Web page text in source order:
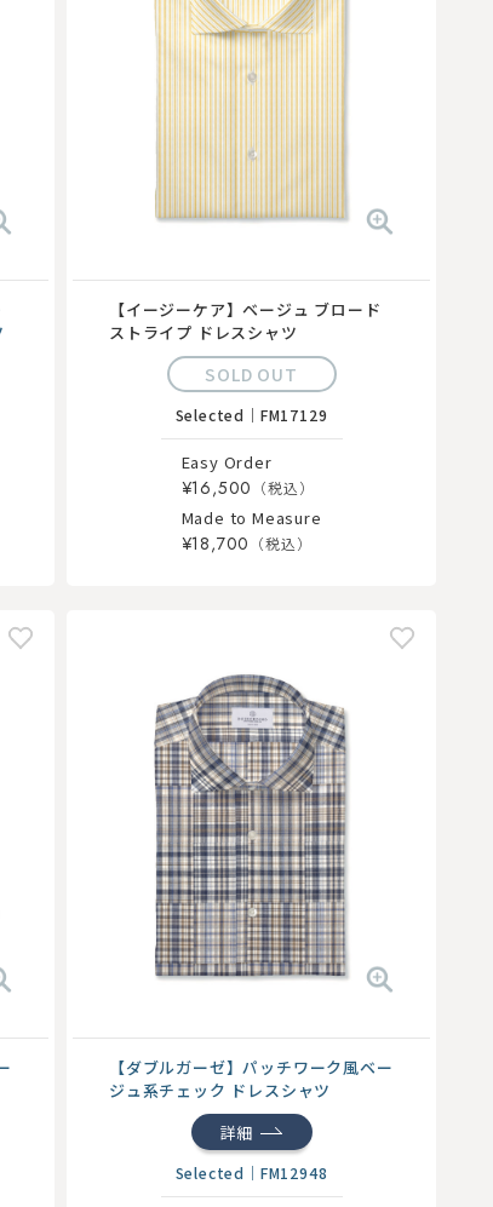
【イージーケア】ベージュ ブロード
ストライプ ドレスシャツ
SOLD OUT
Selected ｜ FM17129
Easy Order
¥16,500
Made to Measure
¥18,700
【ダブルガーゼ】パッチワーク風ベー
ジュ系チェック ドレスシャツ
詳細
Selected ｜ FM12948